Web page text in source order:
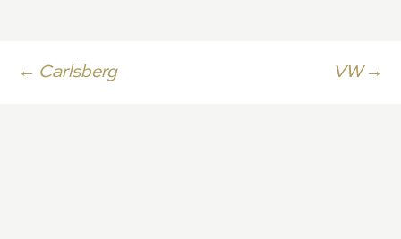
Ir← Carlsberg VW→